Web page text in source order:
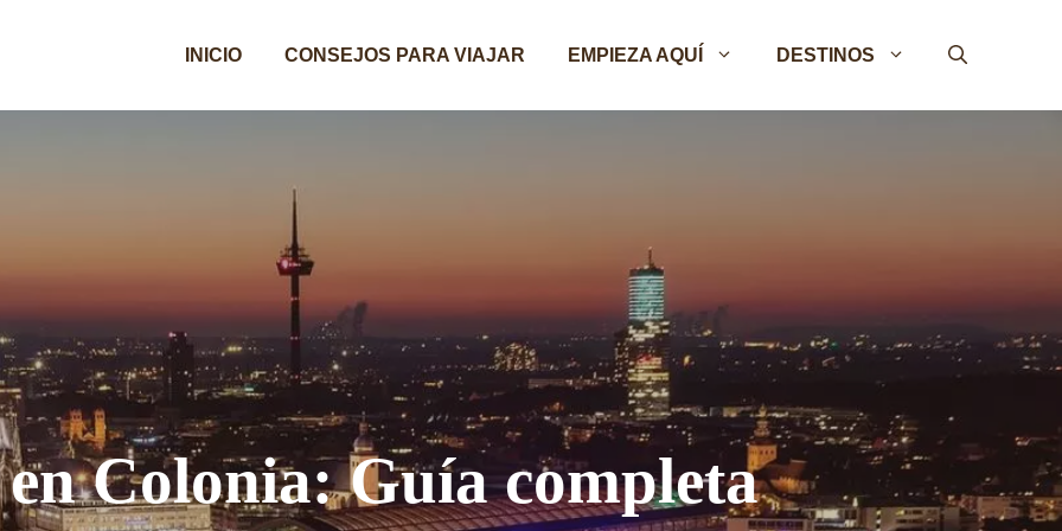
INICIO CONSEJOS PARA VIAJAR EMPIEZA AQUÍ DESTINOS
Colonia: Guía completa